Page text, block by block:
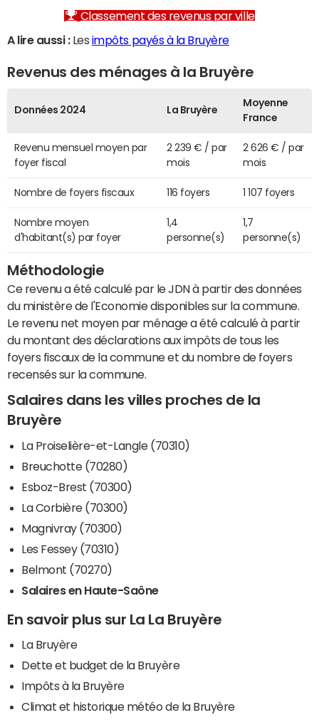
Classement des revenus par ville
A lire aussi :Les impôts payés à la Bruyère
Revenus des ménages à la Bruyère
Données 2024 La Bruyère
Moyenne
France
Revenu mensuel moyen par
foyer fiscal
2 239 € / par
mois
2 626 € / par
mois
Nombre de foyers fiscaux 116 foyers 1 107 foyers
Nombre moyen
d'habitant(s) par foyer
1,4
personne(s)
1,7
personne(s)
Méthodologie
Ce revenu a été calculé par le JDN à partir des données
du ministère de l'Economie disponibles sur la commune.
Le revenu net moyen par ménage a été calculé à partir
du montant des déclarations aux impôts de tous les
foyers fiscaux de la commune et du nombre de foyers
recensés sur la commune.
Salaires dans les villes proches de la
Bruyère
La Proiselière-et-Langle (70310)
Breuchotte (70280)
Esboz-Brest (70300)
La Corbière (70300)
Magnivray (70300)
Les Fessey (70310)
Belmont (70270)
Salaires en Haute-Saône
En savoir plus sur La La Bruyère
La Bruyère
Dette et budget de la Bruyère
Impôts à la Bruyère
Climat et historique météo de la Bruyère